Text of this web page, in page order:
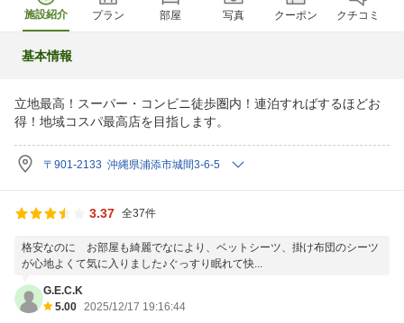
施設紹介 プラン 部屋 写真 クーポン クチコミ
基本情報
立地最高！スーパー・コンビニ徒歩圏内！連泊すればするほどお
得！地域コスパ最高店を目指します。
〒901-2133 沖縄県浦添市城間3-6-5
3.37 全37件
格安なのに お部屋も綺麗でなにより、ベットシーツ、掛け布団のシーツ
が心地よくて気に入りました♪ぐっすり眠れて快...
G.E.C.K
5.00 2025/12/17 19:16:44